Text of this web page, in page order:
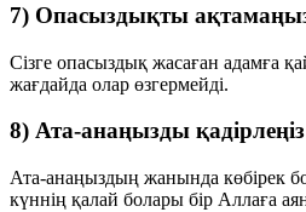
7) Опасыздықты
Сізге опасыздық жасаған адамға
жағдайда олар өзгермейді.
8) Ата-анаңызды қадірлеңіз
Ата-анаңыздың жанында көбірек
күннің қалай болары бір Аллаға